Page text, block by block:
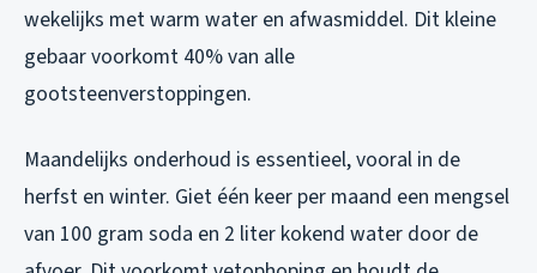
wekelijks met warm water en afwasmiddel. Dit kleine
gebaar voorkomt 40% van alle
gootsteenverstoppingen.
Maandelijks onderhoud is essentieel, vooral in de
herfst en winter. Giet één keer per maand een mengsel
van 100 gram soda en 2 liter kokend water door de